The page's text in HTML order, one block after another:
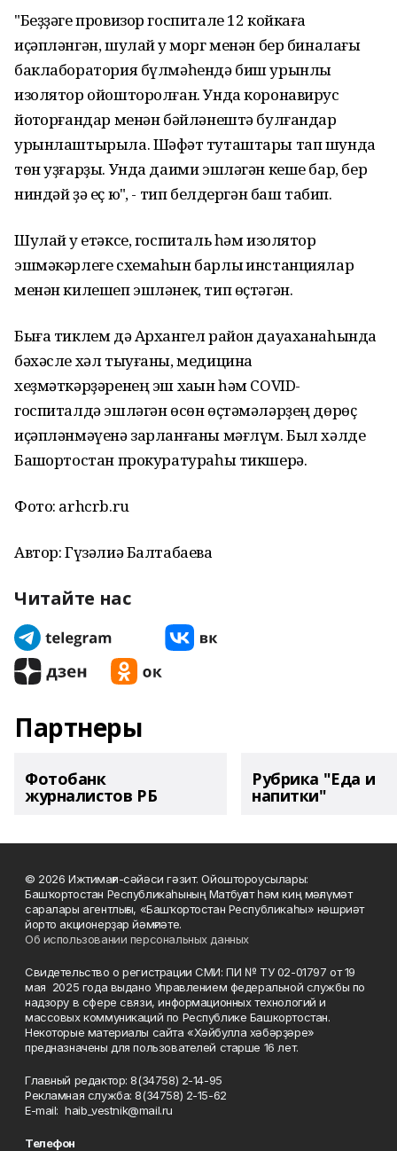
"Беҙҙәге провизор госпитале 12 койкаға
иҫәпләнгән, шулай уҡ морг менән бер биналағы
баклаборатория бүлмәһендә биш урынлыҡ
изолятор ойошторолған. Унда коронавирус
йоҡторғандар менән бәйләнештә булғандар
урынлаштырыла. Шәфҡәт туташтары тап шунда
төн уҙғарҙы. Унда даими эшләгән кеше бар, бер
ниндәй ҙә еҫ юҡ", - тип белдергән баш табип.
Шулай уҡ етәксе, госпиталь һәм изолятор
эшмәкәрлеге схемаһын барлыҡ инстанциялар
менән килешеп эшләнек, тип өҫтәгән.
Быға тиклем дә Архангел район дауаханаһында
бәхәсле хәл тыуғаны, медицина
хеҙмәткәрҙәренең эш хаҡын һәм COVID-
госпиталдә эшләгән өсөн өҫтәмәләрҙең дөрөҫ
иҫәпләнмәүенә зарланғаны мәғлүм. Был хәлде
Башҡортостан прокуратураһы тикшерә.
Фото: arhcrb.ru
Автор: Гүзәлиә Балтабаева
Читайте нас
Партнеры
Фотобанк
журналистов РБ
Рубрика "Еда и
напитки"
© 2026 Ижтимағи-сәйәси гәзит. Ойоштороусылары:
Башҡортостан Республикаһының Матбуғат һәм киң мәғлүмәт
саралары агентлығы, «Башҡортостан Республикаһы» нәшриәт
йорто акционерҙар йәмғиәте.
Об использовании персональных данных
Свидетельство о регистрации СМИ: ПИ № ТУ 02-01797 от 19
мая 2025 года выдано Управлением федеральной службы по
надзору в сфере связи, информационных технологий и
массовых коммуникаций по Республике Башкортостан.
Некоторые материалы сайта «Хәйбулла хәбәрҙәре»
предназначены для пользователей старше 16 лет.
Главный редактор: 8(34758) 2-14-95
Рекламная служба: 8(34758) 2-15-62
Е-mаil: haib_vestnik@mail.ru
Телефон